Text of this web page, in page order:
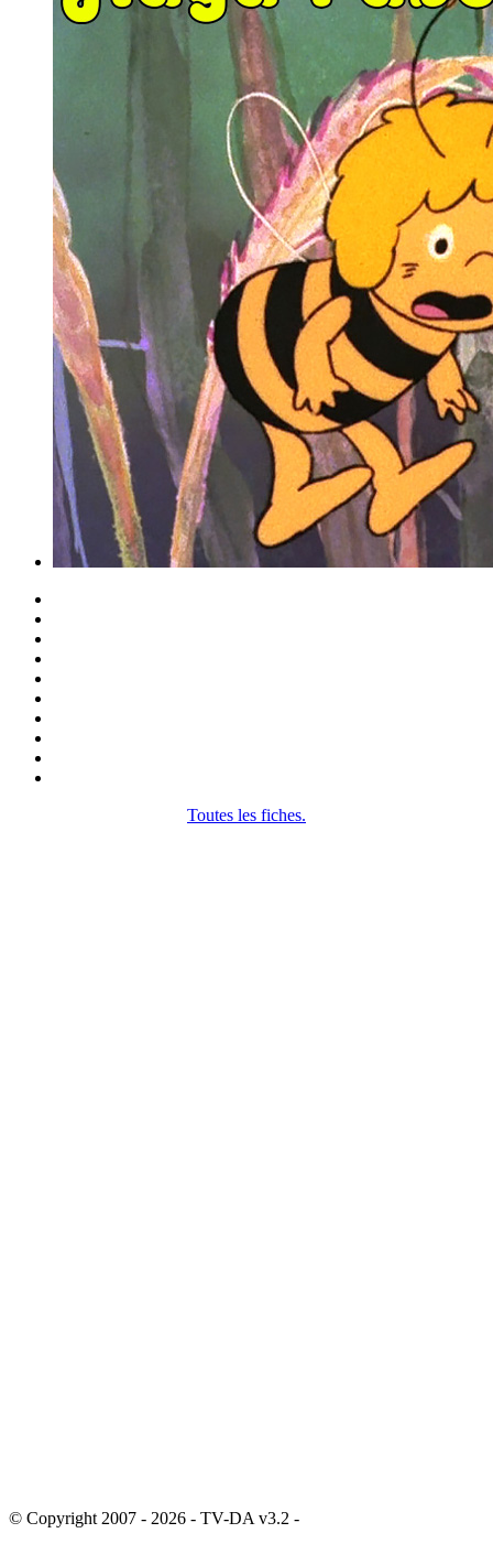
Toutes les fiches.
© Copyright 2007 - 2026 - TV-DA v3.2 -